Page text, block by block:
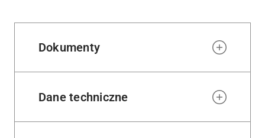
Dokumenty
Dane techniczne